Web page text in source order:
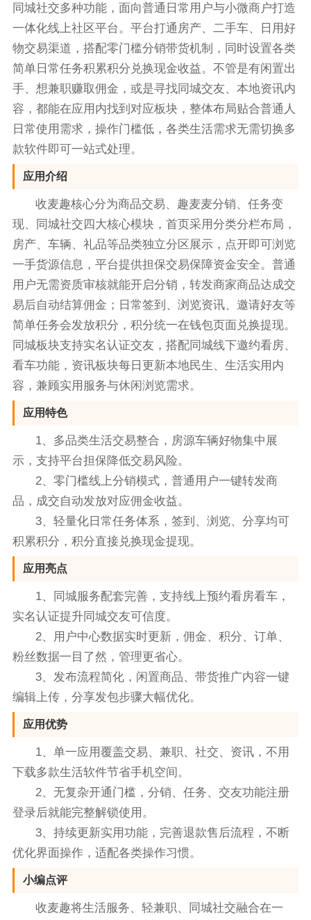
同城社交多种功能，面向普通日常用户与小微商户打造
一体化线上社区平台。平台打通房产、二手车、日用好
物交易渠道，搭配零门槛分销带货机制，同时设置各类
简单日常任务积累积分兑换现金收益。不管是有闲置出
手、想兼职赚取佣金，或是寻找同城交友、本地资讯内
容，都能在应用内找到对应板块，整体布局贴合普通人
日常使用需求，操作门槛低，各类生活需求无需切换多
款软件即可一站式处理。
应用介绍
收麦趣核心分为商品交易、趣麦麦分销、任务变
现、同城社交四大核心模块，首页采用分类分栏布局，
房产、车辆、礼品等品类独立分区展示，点开即可浏览
一手货源信息，平台提供担保交易保障资金安全。普通
用户无需资质审核就能开启分销，转发商家商品达成交
易后自动结算佣金；日常签到、浏览资讯、邀请好友等
简单任务会发放积分，积分统一在钱包页面兑换提现。
同城板块支持实名认证交友，搭配同城线下邀约看房、
看车功能，资讯板块每日更新本地民生、生活实用内
容，兼顾实用服务与休闲浏览需求。
应用特色
1、多品类生活交易整合，房源车辆好物集中展
示，支持平台担保降低交易风险。
2、零门槛线上分销模式，普通用户一键转发商
品，成交自动发放对应佣金收益。
3、轻量化日常任务体系，签到、浏览、分享均可
积累积分，积分直接兑换现金提现。
应用亮点
1、同城服务配套完善，支持线上预约看房看车，
实名认证提升同城交友可信度。
2、用户中心数据实时更新，佣金、积分、订单、
粉丝数据一目了然，管理更省心。
3、发布流程简化，闲置商品、带货推广内容一键
编辑上传，分享发包步骤大幅优化。
应用优势
1、单一应用覆盖交易、兼职、社交、资讯，不用
下载多款生活软件节省手机空间。
2、无复杂开通门槛，分销、任务、交友功能注册
登录后就能完整解锁使用。
3、持续更新实用功能，完善退款售后流程，不断
优化界面操作，适配各类操作习惯。
小编点评
收麦趣将生活服务、轻兼职、同城社交融合在一